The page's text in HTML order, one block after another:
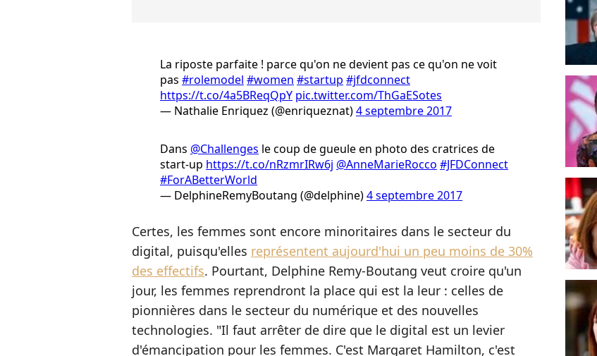
La riposte parfaite ! parce qu'on ne devient pas ce qu'on ne voit
pas #rolemodel #women #startup #jfdconnect
https://t.co/4a5BReqQpY pic.twitter.com/ThGaESotes
— Nathalie Enriquez (@enriqueznat)4 septembre 2017
Dans @Challenges le coup de gueule en photo des cratrices de
start-up https://t.co/nRzmrIRw6j @AnneMarieRocco #JFDConnect
#ForABetterWorld
— DelphineRemyBoutang (@delphine)4 septembre 2017
Certes, les femmes sont encore minoritaires dans le secteur du
digital, puisqu'elles représentent aujourd'hui un peu moins de 30%
des effectifs. Pourtant, Delphine Remy-Boutang veut croire qu'un
jour, les femmes reprendront la place qui est la leur : celles de
pionnières dans le secteur du numérique et des nouvelles
technologies. "Il faut arrêter de dire que le digital est un levier
d'émancipation pour les femmes. C'est Margaret Hamilton, c'est